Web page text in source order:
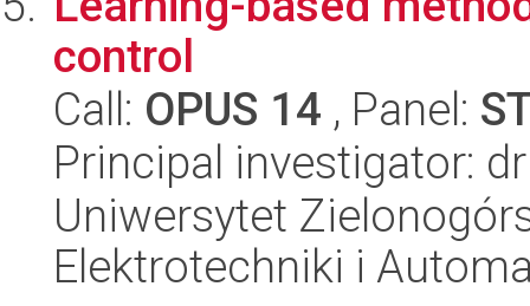
control
Call: OPUS 14 , Panel:
Principal investigator:
Uniwersytet
Elektrotechniki i